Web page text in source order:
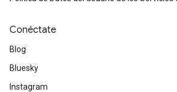
Conéctate
Blog
Bluesky
Instagram